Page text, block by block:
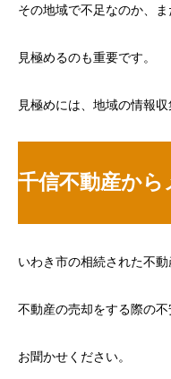
その地域で不足なのか、
見極めるのも重要です。
見極めには、地域の情報
千信不動産から
いわき市の相続された不
不動産の売却をする際の
お聞かせください。